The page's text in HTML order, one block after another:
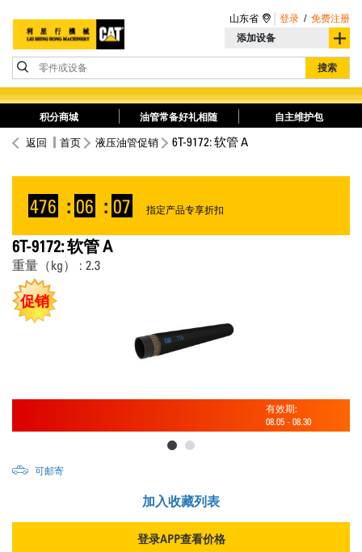
添加设备
零件或设备 搜索
山东省 登录 / 免费注册
积分商城 油管常备好礼相随 自主维护包
返回 首页 液压油管促销 6T-9172: 软管 A
476 : 06 : 07 指定产品专享折扣
6T-9172: 软管 A
重量（kg） : 2.3
促销
有效期:
08.05 - 08.30
可邮寄
加入收藏列表
登录APP查看价格